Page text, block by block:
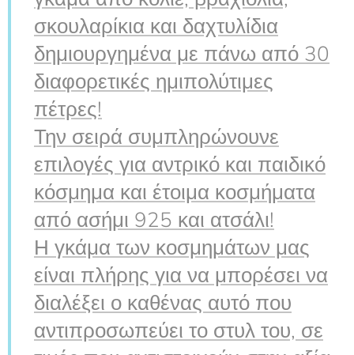
σκουλαρίκια και δαχτυλίδια
δημιουργημένα με πάνω από 30
διαφορετικές ημιπολύτιμες
πέτρες!
Την σειρά συμπληρώνουνε
επιλογές για αντρικό και παιδικό
κόσμημα και έτοιμα κοσμήματα
από ασήμι 925 και ατσάλι!
Η γκάμα των κοσμημάτων μας
είναι πλήρης για να μπορέσει να
διαλέξει ο καθένας αυτό που
αντιπροσωπεύει το στυλ του, σε